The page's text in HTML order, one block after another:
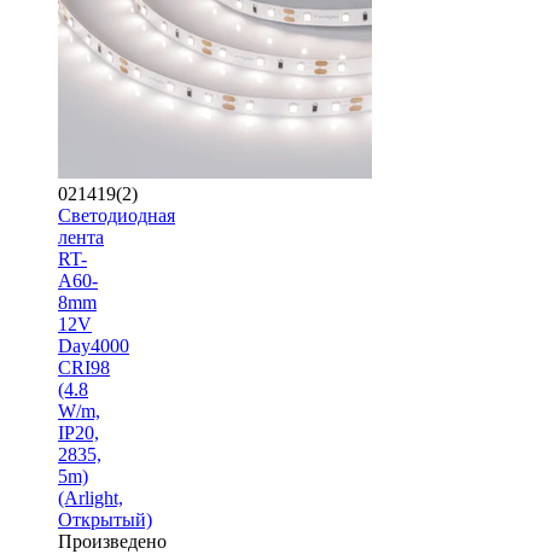
021419(2)
Светодиодная
лента
RT-
A60-
8mm
12V
Day4000
CRI98
(4.8
W/m,
IP20,
2835,
5m)
(Arlight,
Открытый)
Произведено